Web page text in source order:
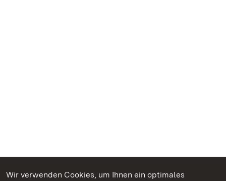
Wir verwenden Cookies, um Ihnen ein optimales